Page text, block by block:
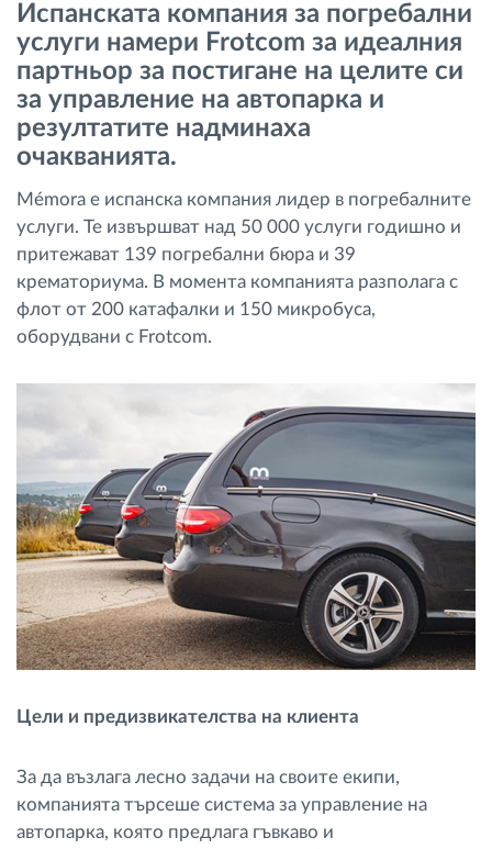
Разберете за всички функционалности
Как отговаряме на нуждите на всяка
Калкулатор за спестявания
Испанската компания за погребални
услуги намери Frotcom за идеалния
партньор за постигане на целите си
за управление на автопарка и
резултатите надминаха
очакванията.
Mémora е испанска компания лидер в погребалните
услуги. Те извършват над 50 000 услуги годишно и
притежават 139 погребални бюра и 39
крематориума. В момента компанията разполага с
флот от 200 катафалки и 150 микробуса,
оборудвани с Frotcom.
Цели и предизвикателства на клиента
За да възлага лесно задачи на своите екипи,
компанията търсеше система за управление на
автопарка, която предлага гъвкаво и